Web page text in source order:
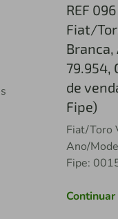
REF
Fiat/
79.954,
de
Fipe)
Fiat/Toro
Ano/
Fipe: